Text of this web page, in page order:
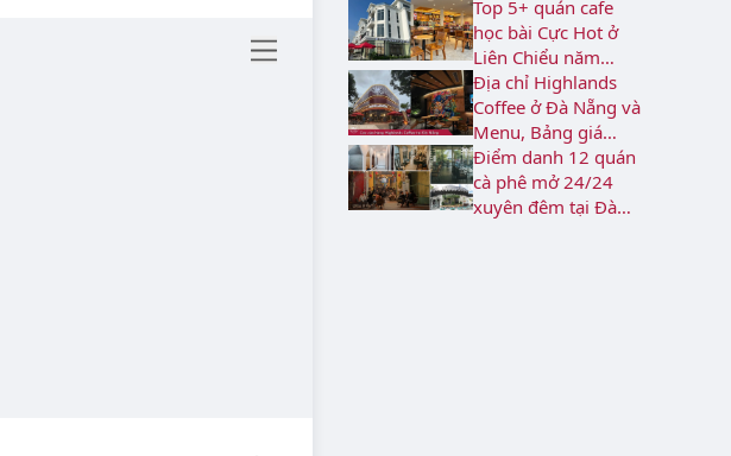
Top 5+ quán cafe
học bài Cực Hot ở
Liên Chiểu năm
2026
Địa chỉ Highlands
Coffee ở Đà Nẵng và
Menu, Bảng giá
2026
Điểm danh 12 quán
cà phê mở 24/24
xuyên đêm tại Đà